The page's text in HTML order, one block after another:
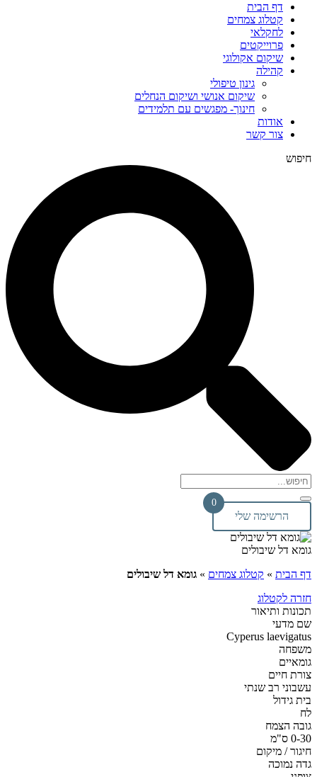
דף הבית
קטלוג צמחים
לחקלאי
פרוייקטים
שיקום אקולוגי
קהילה
גינון טיפולי
שיקום אנושי ושיקום הנחלים
חינוך- מפגשים עם תלמידים
אודות
צור קשר
חיפוש
הרשימה שלי
0
גומא דל שיבולים
דף הבית » קטלוג צמחים » גומא דל שיבולים
חזרה לקטלוג
תכונות ותיאור
שם מדעי
Cyperus laevigatus
משפחה
גומאיים
צורת חיים
עשבוני רב שנתי
בית גידול
לח
גובה הצמח
0-30 ס"מ
חיגור / מיקום
גדה נמוכה